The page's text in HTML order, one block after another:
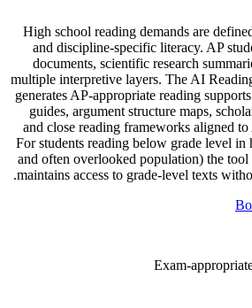
High school reading demands are
and discipline-specific literacy. AP
documents, scientific research
multiple interpretive layers. The AI
generates AP-appropriate reading
guides, argument structure maps,
and close reading frameworks aligned
For students reading below grade level
and often overlooked population) the
maintains access to grade-level texts
Exam-